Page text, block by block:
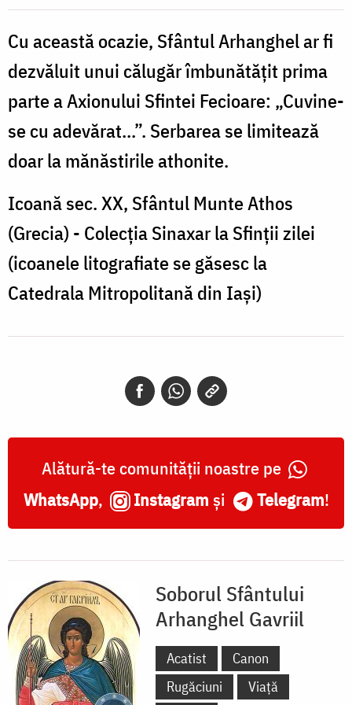
Gavriil
în
Adin
chilie
din
Sfântul
Munte),
11
iunie
Cu această ocazie, Sfântul Arhanghel ar fi
dezvăluit unui călugăr îmbunătățit prima
parte a Axionului Sfintei Fecioare: „Cuvine-
se cu adevărat...”. Serbarea se limitează
doar la mănăstirile athonite.
Icoană sec. XX, Sfântul Munte Athos
(Grecia) - Colecția Sinaxar la Sfinții zilei
(icoanele litografiate se găsesc la
Catedrala Mitropolitană din Iași)
Alătură-te comunității noastre pe
WhatsApp, Instagram și Telegram!
Soborul Sfântului
Arhanghel Gavriil
Acatist
Canon
Rugăciuni
Viață